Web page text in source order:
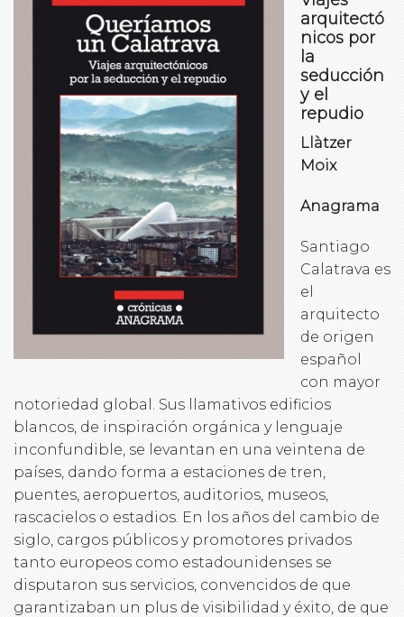
arquitectó
nicos por
la
seducción
y el
repudio
Llàtzer
Moix
Anagrama
Santiago
Calatrava es
el
arquitecto
de origen
español
con mayor
notoriedad global. Sus llamativos edificios
blancos, de inspiración orgánica y lenguaje
inconfundible, se levantan en una veintena de
países, dando forma a estaciones de tren,
puentes, aeropuertos, auditorios, museos,
rascacielos o estadios. En los años del cambio de
siglo, cargos públicos y promotores privados
tanto europeos como estadounidenses se
disputaron sus servicios, convencidos de que
garantizaban un plus de visibilidad y éxito, de que